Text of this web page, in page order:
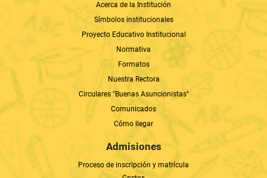
Acerca de la Institución
Símbolos institucionales
Proyecto Educativo Institucional
Normativa
Formatos
Nuestra Rectora
Circulares "Buenas Asuncionistas"
Comunicados
Cómo llegar
Admisiones
Proceso de inscripción y matrícula